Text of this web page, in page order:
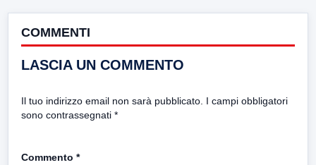
COMMENTI
LASCIA UN COMMENTO
Il tuo indirizzo email non sarà pubblicato. I campi obbligatori
sono contrassegnati *
Commento *